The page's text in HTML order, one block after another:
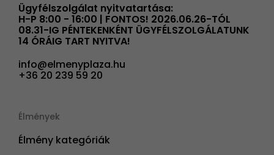
Ügyfélszolgálat nyitvatartása:
H-P 8:00 - 16:00 | FONTOS! 2026.06.26-TÓL
08.31-IG PÉNTEKENKÉNT ÜGYFÉLSZOLGÁLATUNK
14 ÓRÁIG TART NYITVA!
info@elmenyplaza.hu
+36 20 239 59 20
Élmények
Élmény kategóriák